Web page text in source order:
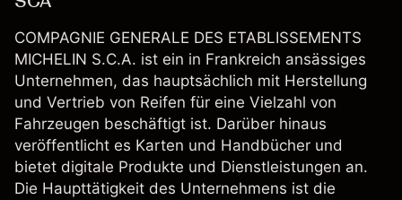
COMPAGNIE GENERALE DES ETABLISSEMENTS
MICHELIN S.C.A. ist ein in Frankreich ansässiges
Unternehmen, das hauptsächlich mit Herstellung
und Vertrieb von Reifen für eine Vielzahl von
Fahrzeugen beschäftigt ist. Darüber hinaus
veröffentlicht es Karten und Handbücher und
bietet digitale Produkte und Dienstleistungen an.
Die Haupttätigkeit des Unternehmens ist die